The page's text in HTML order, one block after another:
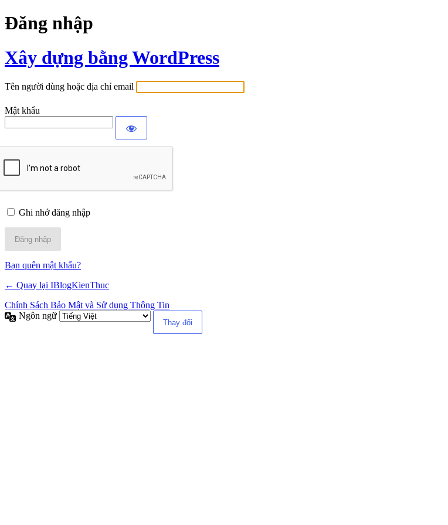
Đăng nhập
Xây dựng bằng WordPress
Tên người dùng hoặc địa chỉ email
Mật khẩu
Ghi nhớ đăng nhập
Alternative:
Bạn quên mật khẩu?
← Quay lại IBlogKienThuc
Chính Sách Bảo Mật và Sử dụng Thông Tin
Ngôn ngữ